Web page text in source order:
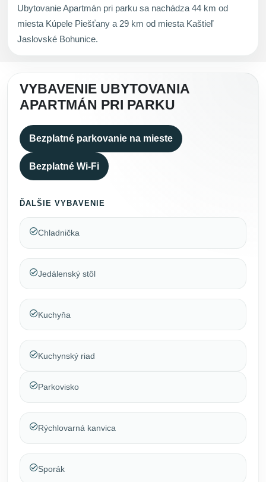
Ubytovanie Apartmán pri parku sa nachádza 44 km od
miesta Kúpele Piešťany a 29 km od miesta Kaštieľ
Jaslovské Bohunice.
VYBAVENIE UBYTOVANIA
APARTMÁN PRI PARKU
Bezplatné parkovanie na mieste
Bezplatné Wi-Fi
ĎALŠIE VYBAVENIE
Chladnička
Jedálenský stôl
Kuchyňa
Kuchynský riad
Parkovisko
Rýchlovarná kanvica
Sporák